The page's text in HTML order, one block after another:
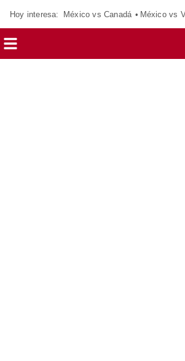
Hoy interesa: México vs Canadá México vs